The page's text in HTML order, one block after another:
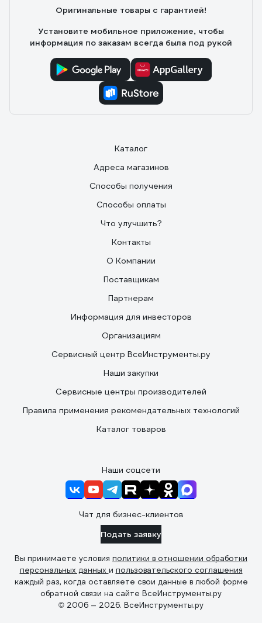
Оригинальные товары с гарантией!
Установите мобильное приложение, чтобы
информация по заказам всегда была под рукой
Каталог
Адреса магазинов
Способы получения
Способы оплаты
Что улучшить?
Контакты
О Компании
Поставщикам
Партнерам
Информация для инвесторов
Организациям
Сервисный центр ВсеИнструменты.ру
Наши закупки
Сервисные центры производителей
Правила применения рекомендательных технологий
Каталог товаров
Наши соцсети
Чат для бизнес-клиентов
Подать заявку
Вы принимаете условия политики в отношении обработки
персональных данных и пользовательского соглашения
каждый раз, когда оставляете свои данные в любой форме
обратной связи на сайте ВсеИнструменты.ру
© 2006 — 2026. ВсеИнструменты.ру